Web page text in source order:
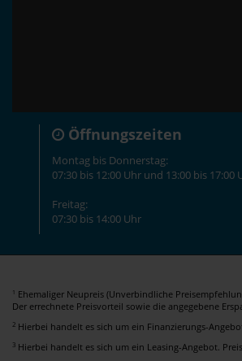
Öffnungszeiten
Montag bis Donnerstag:
07:30 bis 12:00 Uhr und 13:00 bis 17:00
Freitag:
07:30 bis 14:00 Uhr
1 Ehemaliger Neupreis (Unverbindliche
Der errechnete Preisvorteil sowie die angegebene
2 Hierbei handelt es sich um ein Finanzierungs-
3 Hierbei handelt es sich um ein Leasing-Angebot.